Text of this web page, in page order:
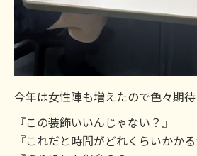
今年は女性陣も増えたので色々期
『この装飾いいんじゃない？』
『これだと時間がどれくらいかかる